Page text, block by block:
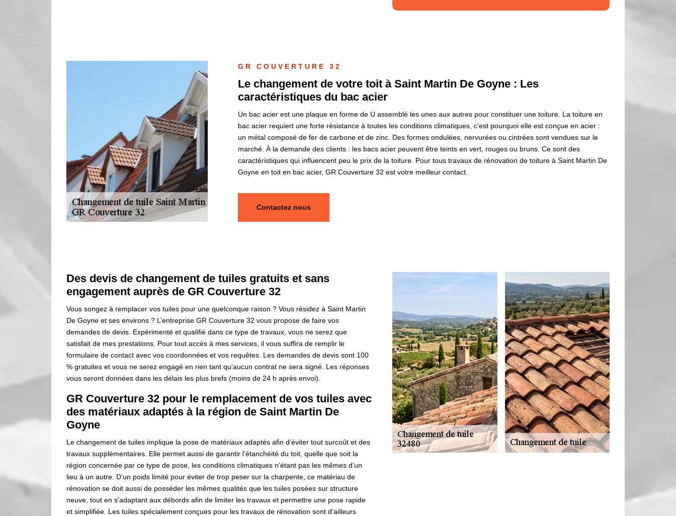
GR COUVERTURE 32
Le changement de votre toit à Saint Martin De Goyne : Les
caractéristiques du bac acier
Un bac acier est une plaque en forme de U assemblé les unes aux autres pour constituer une toiture. La toiture en
bac acier requiert une forte résistance à toutes les conditions climatiques, c’est pourquoi elle est conçue en acier :
un métal composé de fer de carbone et de zinc. Des formes ondulées, nervurées ou cintrées sont vendues sur le
marché. À la demande des clients : les bacs acier peuvent être teints en vert, rouges ou bruns. Ce sont des
caractéristiques qui influencent peu le prix de la toiture. Pour tous travaux de rénovation de toiture à Saint Martin De
Goyne en toit en bac acier, GR Couverture 32 est votre meilleur contact.
Contactez nous
Des devis de changement de tuiles gratuits et sans
engagement auprès de GR Couverture 32
Vous songez à remplacer vos tuiles pour une quelconque raison ? Vous résidez à Saint Martin
De Goyne et ses environs ? L’entreprise GR Couverture 32 vous propose de faire vos
demandes de devis. Expérimenté et qualifié dans ce type de travaux, vous ne serez que
satisfait de mes prestations. Pour tout accès à mes services, il vous suffira de remplir le
formulaire de contact avec vos coordonnées et vos requêtes. Les demandes de devis sont 100
% gratuites et vous ne serez engagé en rien tant qu’aucun contrat ne sera signé. Les réponses
vous seront données dans les délais les plus brefs (moins de 24 h après envoi).
GR Couverture 32 pour le remplacement de vos tuiles avec
des matériaux adaptés à la région de Saint Martin De
Goyne
Le changement de tuiles implique la pose de matériaux adaptés afin d’éviter tout surcoût et des
travaux supplémentaires. Elle permet aussi de garantir l’étanchéité du toit, quelle que soit la
région concernée par ce type de pose, les conditions climatiques n’étant pas les mêmes d’un
lieu à un autre. D’un poids limité pour éviter de trop peser sur la charpente, ce matériau de
rénovation se doit aussi de posséder les mêmes qualités que les tuiles posées sur structure
neuve, tout en s’adaptant aux débords afin de limiter les travaux et permettre une pose rapide
et simplifiée. Les tuiles spécialement conçues pour les travaux de rénovation sont d’ailleurs